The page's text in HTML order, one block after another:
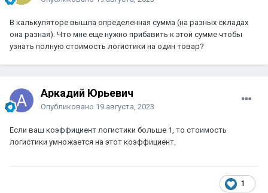
В калькуляторе вышла определенная сумма (на разных складах
она разная). Что мне еще нужно прибавить к этой сумме чтобы
узнать полную стоимость логистики на один товар?
Аркадий Юрьевич
Опубликовано 19 августа, 2023
Если ваш коэффициент логистики больше 1, то стоимость
логистики умножается на этот коэффициент.
1